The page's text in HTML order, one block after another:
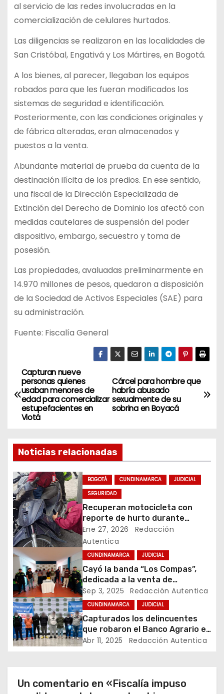
al servicio de las redes involucradas en la
comercialización de celulares hurtados.
Las diligencias se realizaron en las localidades de
San Cristóbal, Engativá y Los Mártires, en Bogotá.
A los bienes, al parecer, llegaban los equipos
robados para que les fueran modificados los
sistemas de seguridad e identificación.
Posteriormente, con las condiciones originales y
de fábrica alteradas, eran almacenados y
puestos a la venta.
Abundante material de prueba da cuenta de la
destinación ilícita de los predios. En ese sentido,
una fiscal de la Dirección Especializada de
Extinción del Derecho de Dominio los afectó con
medidas cautelares de suspensión del poder
dispositivo, embargo, secuestro y toma de
posesión.
Las propiedades, avaluadas preliminarmente en
14.970 millones de pesos, quedaron a disposición
de la Sociedad de Activos Especiales (SAE) para
su administración.
Fuente: Fiscalía General
N
a
v
e
g
a
c
i
ó
n
d
e
e
n
Cárcel para hombre que
habría abusado
sexualmente de su
sobrina en Boyacá
Capturan nueve
personas quienes
usaban menores de
edad para comercializar
estupefacientes en
Viotá
Noticias relacionadas
BOGOTÁ CUNDINAMARCA
JUDICIAL
SEGURIDAD
Recuperan motocicleta con
reporte de hurto durante
operativo de seguridad en
Rafael Uribe Uribe
Ene 27, 2026
Redacción
Autentica
CUNDINAMARCA JUDICIAL
Cayó la banda “Los Compas”,
dedicada a la venta de
estupefacientes a domicilio en
Anapoima
Sep 3, 2025 Redacción Autentica
CUNDINAMARCA JUDICIAL
Capturados los delincuentes
que robaron el Banco Agrario en
El Colegio, Cundinamarca
Abr 11, 2025 Redacción Autentica
Un comentario en «Fiscalía impuso